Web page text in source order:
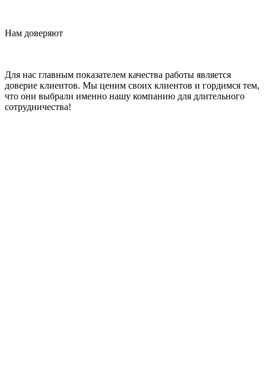
Нам доверяют
Для нас главным показателем качества работы является
доверие клиентов. Мы ценим своих клиентов и гордимся тем,
что они выбрали именно нашу компанию для длительного
сотрудничества!